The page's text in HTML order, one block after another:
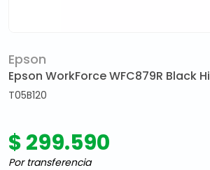
Epson
Epson WorkForce WFC879R Black Hi
T05B120
$ 299.590
Por transferencia